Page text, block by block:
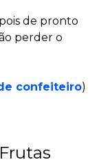
de pronto
perder o
confeiteiro)